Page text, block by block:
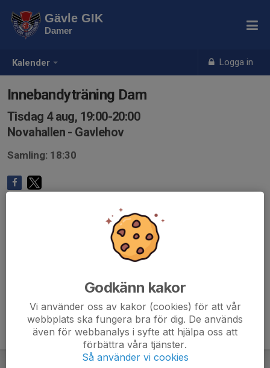
Kalender Logga in
Gävle GIK
Damer
Innebandyträning Dam
Tisdag 4 aug, 19:00-20:00
Novahallen - Gavlehov
Samling: 18:30
Godkänn kakor
Vi använder oss av kakor (cookies) för att vår
webbplats ska fungera bra för dig. De används
även för webbanalys i syfte att hjälpa oss att
förbättra våra tjänster.
Så använder vi cookies